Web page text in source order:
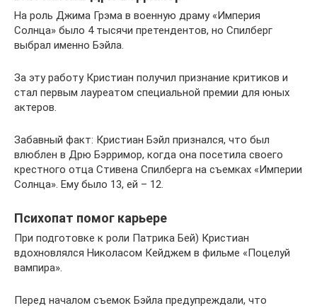
На роль Джима Грэма в военную драму «Империя
Солнца» было 4 тысячи претендентов, но Спилберг
выбрал именно Бэйла.
За эту работу Кристиан получил признание критиков и
стал первым лауреатом специальной премии для юных
актеров.
Забавный факт: Кристиан Бэйл признался, что был
влюблен в Дрю Бэрримор, когда она посетила своего
крестного отца Стивена Спилберга на съемках «Империи
Солнца». Ему было 13, ей – 12.
Психопат помог карьере
При подготовке к роли Патрика Бей) Кристиан
вдохновлялся Николасом Кейджем в фильме «Поцелуй
вампира».
Перед началом съемок Бэйла предупреждали, что